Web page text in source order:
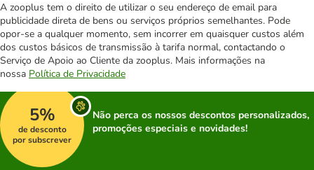
A zooplus tem o direito de utilizar o seu endereço de email para
publicidade direta de bens ou serviços próprios semelhantes. Pode
opor-se a qualquer momento, sem incorrer em quaisquer custos além
dos custos básicos de transmissão à tarifa normal, contactando o
Serviço de Apoio ao Cliente da zooplus. Mais informações na
nossa Política de Privacidade
5%
de desconto
por subscrever
Não perca os nossos descontos personalizados,
promoções especiais e novidades!